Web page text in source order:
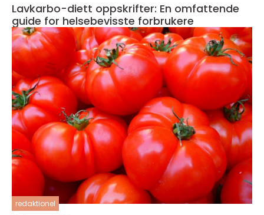
Lavkarbo-diett oppskrifter: En omfattende
guide for helsebevisste forbrukere
redaktionel